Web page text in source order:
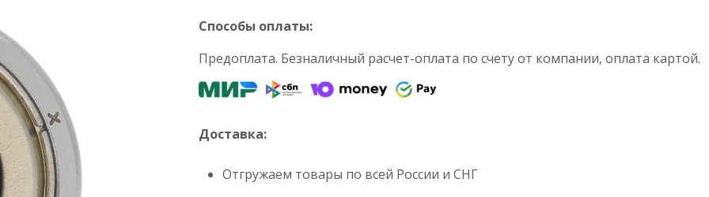
Способы оплаты:
Предоплата. Безналичный расчет-оплата по счету от компании, оплата картой.
Доставка:
Отгружаем товары по всей России и СНГ